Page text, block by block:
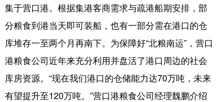
集于营口港。根据集港客商需求与疏港船期安排，部
分粮食到港当天即可装船，也有一部分需在港口的仓
库堆存一至两个月再南下。为保障好“北粮南运”，营口
港粮食公司近年来充分利用并盘活了港口周边的社会
库房资源。“现在我们港口的仓储能力达70万吨，未来
有望提升至120万吨。”营口港粮食公司经理魏鹏介绍